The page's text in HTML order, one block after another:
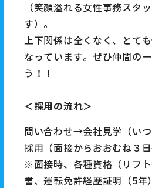
（笑顔溢れる女性事務スタ
す）。
上下関係は全くなく、とて
なっています。ぜひ仲間の
う！！
＜採用の流れ＞
問い合わせ→会社見学（い
採用（面接からおおむね３日
※面接時、各種資格（リフ
書、運転免許経歴証明（5年